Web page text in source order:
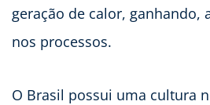
geração de calor, ganhando,
nos processos.
O Brasil possui uma cultura